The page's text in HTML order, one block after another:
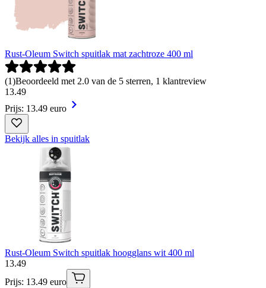
Rust-Oleum Switch spuitlak mat zachtroze 400 ml
(1)Beoordeeld met 2.0 van de 5 sterren, 1 klantreview
13.49
Prijs: 13.49 euro
Bekijk alles in spuitlak
Rust-Oleum Switch spuitlak hoogglans wit 400 ml
13.49
Prijs: 13.49 euro